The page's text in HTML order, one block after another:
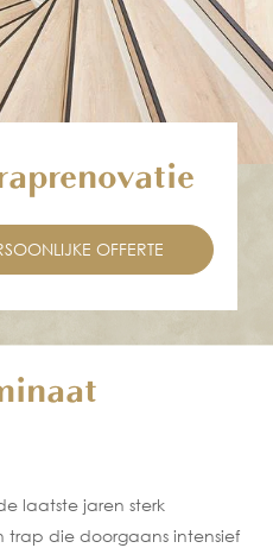
OFFERTE
laatste jaren sterk
trap die doorgaans intensief